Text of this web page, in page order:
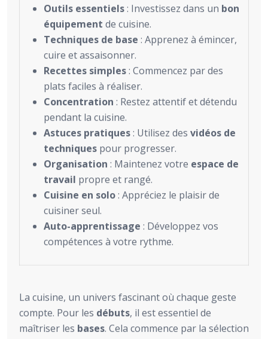
Outils essentiels: Investissez dans un bon
équipement de cuisine.
Techniques de base : Apprenez à émincer,
cuire et assaisonner.
Recettes simples: Commencez par des
plats faciles à réaliser.
Concentration : Restez attentif et détendu
pendant la cuisine.
Astuces pratiques: Utilisez des vidéos de
techniques pour progresser.
Organisation : Maintenez votre espace de
travail propre et rangé.
Cuisine en solo: Appréciez le plaisir de
cuisiner seul.
Auto-apprentissage : Développez vos
compétences à votre rythme.
La cuisine, un univers fascinant où chaque geste
compte. Pour les débuts, il est essentiel de
maîtriser les bases. Cela commence par la sélection